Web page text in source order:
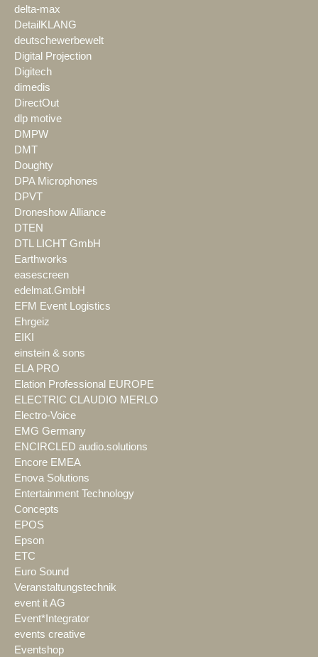
delta-max
DetailKLANG
deutschewerbewelt
Digital Projection
Digitech
dimedis
DirectOut
dlp motive
DMPW
DMT
Doughty
DPA Microphones
DPVT
Droneshow Alliance
DTEN
DTL LICHT GmbH
Earthworks
easescreen
edelmat.GmbH
EFM Event Logistics
Ehrgeiz
EIKI
einstein & sons
ELA PRO
Elation Professional EUROPE
ELECTRIC CLAUDIO MERLO
Electro-Voice
EMG Germany
ENCIRCLED audio.solutions
Encore EMEA
Enova Solutions
Entertainment Technology
Concepts
EPOS
Epson
ETC
Euro Sound
Veranstaltungstechnik
event it AG
Event*Integrator
events creative
Eventshop